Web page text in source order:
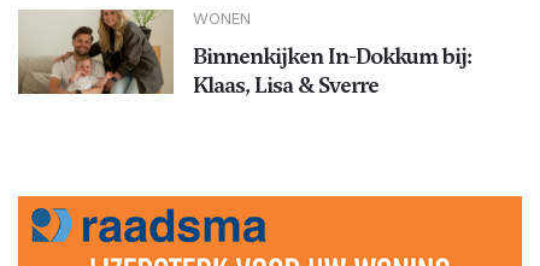
WONEN
Binnenkijken In-Dokkum bij:
Klaas, Lisa & Sverre